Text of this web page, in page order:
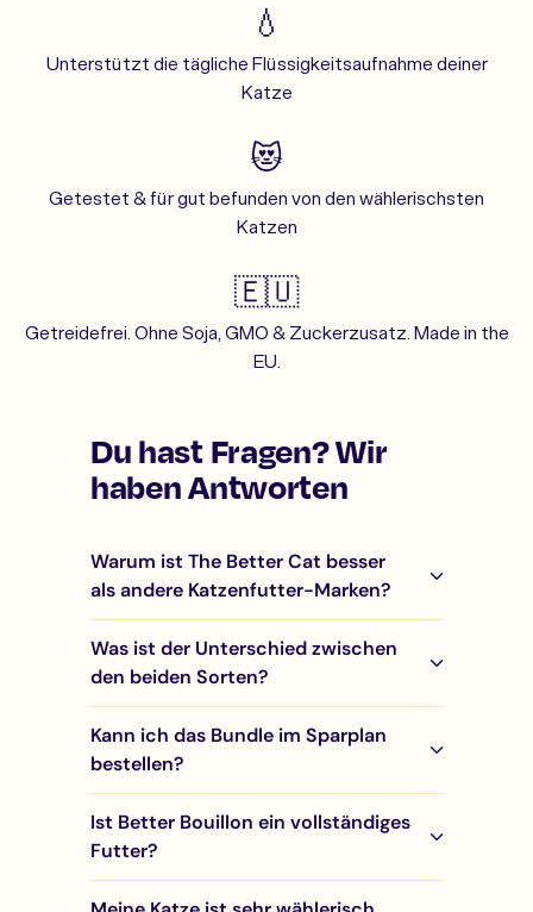
💧
Unterstützt die tägliche Flüssigkeitsaufnahme deiner
Katze
😻
Getestet & für gut befunden von den wählerischsten
Katzen
🇪🇺
Getreidefrei. Ohne Soja, GMO & Zuckerzusatz. Made in the
EU.
Du hast Fragen? Wir
haben Antworten
Warum ist The Better Cat besser
als andere Katzenfutter-Marken?
Was ist der Unterschied zwischen
den beiden Sorten?
Kann ich das Bundle im Sparplan
bestellen?
Ist Better Bouillon ein vollständiges
Futter?